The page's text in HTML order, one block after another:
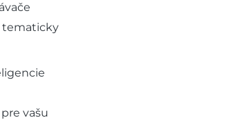
tematicky
vašu